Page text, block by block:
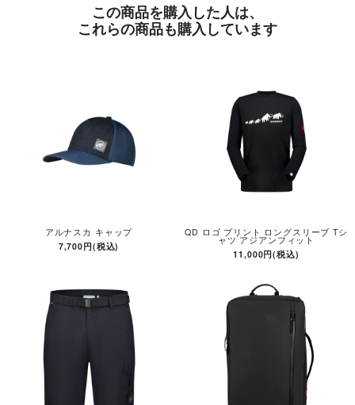
この商品を購入した人は、
これらの商品も購入しています
アルナスカ キャップ
7,700円(税込)
QD ロゴ プリント ロングスリーブ Tシ
ャツ アジアンフィット
11,000円(税込)